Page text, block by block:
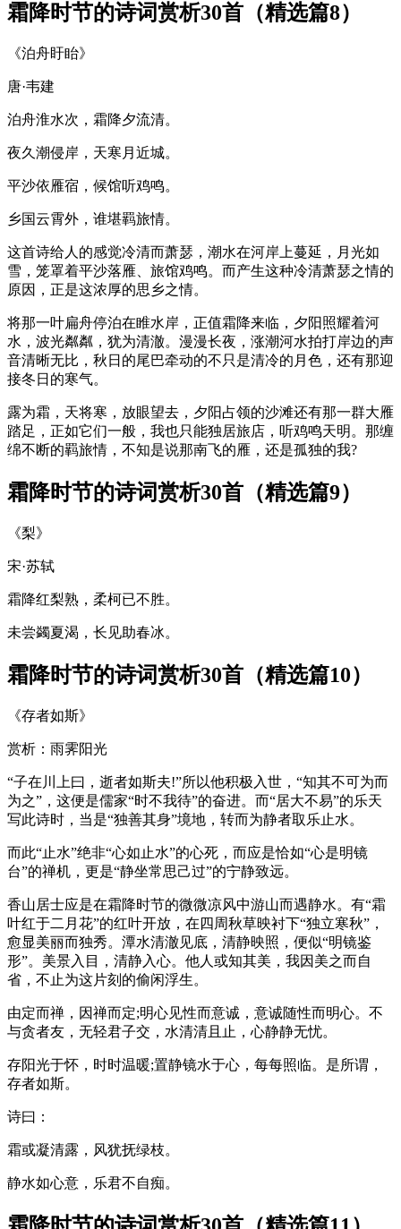
霜降时节的诗词赏析30首（精选篇8）
《泊舟盱眙》
唐·韦建
泊舟淮水次，霜降夕流清。
夜久潮侵岸，天寒月近城。
平沙依雁宿，候馆听鸡鸣。
乡国云霄外，谁堪羁旅情。
这首诗给人的感觉冷清而萧瑟，潮水在河岸上蔓延，月光如
雪，笼罩着平沙落雁、旅馆鸡鸣。而产生这种冷清萧瑟之情的
原因，正是这浓厚的思乡之情。
将那一叶扁舟停泊在睢水岸，正值霜降来临，夕阳照耀着河
水，波光粼粼，犹为清澈。漫漫长夜，涨潮河水拍打岸边的声
音清晰无比，秋日的尾巴牵动的不只是清冷的月色，还有那迎
接冬日的寒气。
露为霜，天将寒，放眼望去，夕阳占领的沙滩还有那一群大雁
踏足，正如它们一般，我也只能独居旅店，听鸡鸣天明。那缠
绵不断的羁旅情，不知是说那南飞的雁，还是孤独的我?
霜降时节的诗词赏析30首（精选篇9）
《梨》
宋·苏轼
霜降红梨熟，柔柯已不胜。
未尝蠲夏渴，长见助春冰。
霜降时节的诗词赏析30首（精选篇10）
《存者如斯》
赏析：雨霁阳光
“子在川上曰，逝者如斯夫!”所以他积极入世，“知其不可为而
为之”，这便是儒家“时不我待”的奋进。而“居大不易”的乐天
写此诗时，当是“独善其身”境地，转而为静者取乐止水。
而此“止水”绝非“心如止水”的心死，而应是恰如“心是明镜
台”的禅机，更是“静坐常思己过”的宁静致远。
香山居士应是在霜降时节的微微凉风中游山而遇静水。有“霜
叶红于二月花”的红叶开放，在四周秋草映衬下“独立寒秋”，
愈显美丽而独秀。潭水清澈见底，清静映照，便似“明镜鉴
形”。美景入目，清静入心。他人或知其美，我因美之而自
省，不止为这片刻的偷闲浮生。
由定而禅，因禅而定;明心见性而意诚，意诚随性而明心。不
与贪者友，无轻君子交，水清清且止，心静静无忧。
存阳光于怀，时时温暖;置静镜水于心，每每照临。是所谓，
存者如斯。
诗曰：
霜或凝清露，风犹抚绿枝。
静水如心意，乐君不自痴。